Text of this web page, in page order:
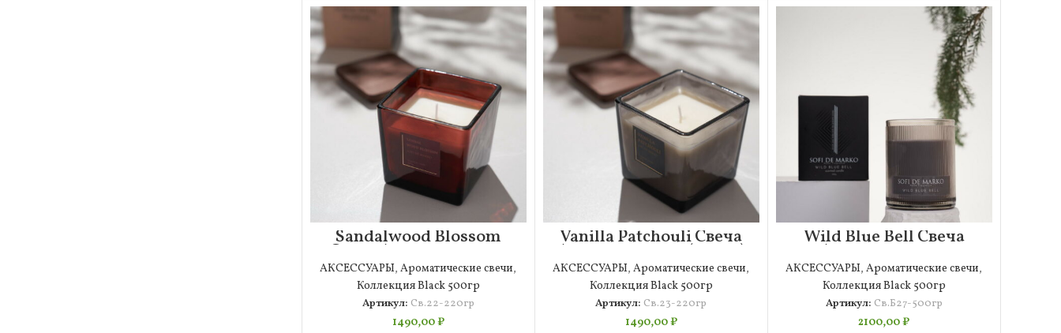
Sandalwood Blossom
Свеча Ароматическая
(220гр)
АКСЕССУАРЫ,Ароматические свечи,
Коллекция Black 500гр
Артикул: Св.22-220гр
1490,00₽
Vanilla Patchouli Свеча
Ароматическая (220гр)
АКСЕССУАРЫ,Ароматические свечи,
Коллекция Black 500гр
Артикул: Св.23-220гр
1490,00₽
Wild Blue Bell Свеча
Ароматическая
Большая (500гр)
АКСЕССУАРЫ,Ароматические свечи,
Коллекция Black 500гр
Артикул: Св.Б27-500гр
2100,00₽